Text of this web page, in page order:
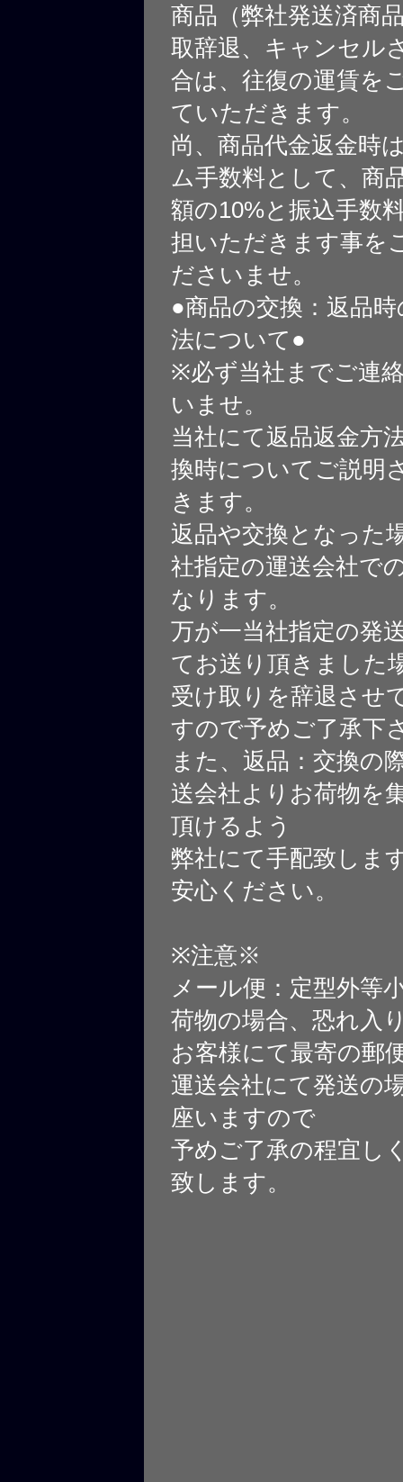
商品（弊社発送済商
取辞退、キャンセル
合は、往復の運賃を
ていただきます。
尚、商品代金返金時
ム手数料として、商
額の10%と振込手数
担いただきます事を
ださいませ。
●商品の交換：返品
法について●
※必ず当社までご連
いませ。
当社にて返品返金方
換時についてご説明
きます。
返品や交換となった
社指定の運送会社で
なります。
万が一当社指定の発
てお送り頂きました
受け取りを辞退させ
すので予めご了承下
また、返品：交換の
送会社よりお荷物を
頂けるよう
弊社にて手配致しま
安心ください。
※注意※
メール便：定型外等
荷物の場合、恐れ入
お客様にて最寄の郵
運送会社にて発送の
座いますので
予めご了承の程宜し
致します。